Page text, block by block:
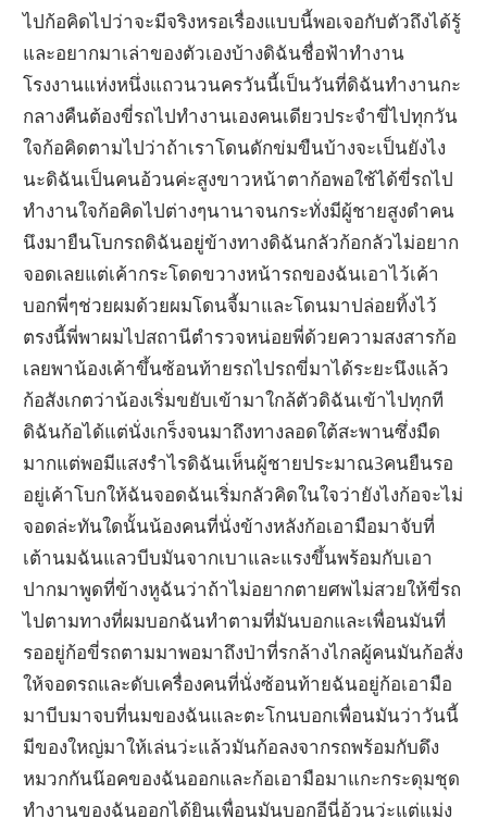
ไปก้อคิดไปว่าจะมีจริงหรอเรื่องแบบนี้พอเจอกับตัวถึงได้รู้
และอยากมาเล่าของตัวเองบ้างดิฉันชื่อฟ้าทำงาน
โรงงานแห่งหนึ่งแถวนวนครวันนี้เป็นวันที่ดิฉันทำงานกะ
กลางคืนต้องขี่รถไปทำงานเองคนเดียวประจำขี่ไปทุกวัน
ใจก้อคิดตามไปว่าถ้าเราโดนดักข่มขืนบ้างจะเป็นยังไง
นะดิฉันเป็นคนอ้วนค่ะสูงขาวหน้าตาก้อพอใช้ได้ขี่รถไป
ทำงานใจก้อคิดไปต่างๆนานาจนกระทั่งมีผู้ชายสูงดำคน
นึงมายืนโบกรถดิฉันอยู่ข้างทางดิฉันกลัวก้อกลัวไม่อยาก
จอดเลยแต่เค้ากระโดดขวางหน้ารถของฉันเอาไว้เค้า
บอกพี่ๆช่วยผมด้วยผมโดนจี้มาและโดนมาปล่อยทิ้งไว้
ตรงนี้พี่พาผมไปสถานีตำรวจหน่อยพี่ด้วยความสงสารก้อ
เลยพาน้องเค้าขึ้นซ้อนท้ายรถไปรถขี่มาได้ระยะนึงแล้ว
ก้อสังเกตว่าน้องเริ่มขยับเข้ามาใกล้ตัวดิฉันเข้าไปทุกที
ดิฉันก้อได้แต่นั่งเกร็งจนมาถึงทางลอดใต้สะพานซึ่งมืด
มากแต่พอมีแสงรำไรดิฉันเห็นผู้ชายประมาณ3คนยืนรอ
อยู่เค้าโบกให้ฉันจอดฉันเริ่มกลัวคิดในใจว่ายังไงก้อจะไม่
จอดล่ะทันใดนั้นน้องคนที่นั่งข้างหลังก้อเอามือมาจับที่
เต้านมฉันแลวบีบมันจากเบาและแรงขึ้นพร้อมกับเอา
ปากมาพูดที่ข้างหูฉันว่าถ้าไม่อยากตายศพไม่สวยให้ขี่รถ
ไปตามทางที่ผมบอกฉันทำตามที่มันบอกและเพื่อนมันที่
รออยู่ก้อขี่รถตามมาพอมาถึงป่าที่รกล้างไกลผู้คนมันก้อสั่ง
ให้จอดรถและดับเครื่องคนที่นั่งซ้อนท้ายฉันอยู่ก้อเอามือ
มาบีบมาจบที่นมของฉันและตะโกนบอกเพื่อนมันว่าวันนี้
มีของใหญ่มาให้เล่นว่ะแล้วมันก้อลงจากรถพร้อมกับดึง
หมวกกันน๊อคของฉันออกและก้อเอามือมาแกะกระดุมชุด
ทำงานของฉันออกได้ยินเพื่อนมันบอกอีนี่อ้วนว่ะแต่แม่ง